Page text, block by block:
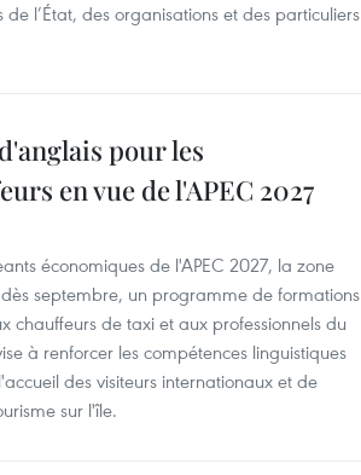
l’État, des organisations et des particuliers
pour les
en vue de l'APEC 2027
économiques de l'APEC 2027, la zone
septembre, un programme de formations
chauffeurs de taxi et aux professionnels du
à renforcer les compétences linguistiques
des visiteurs internationaux et de
sur l'île.